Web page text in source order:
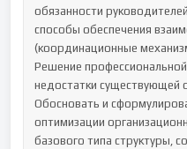
обязанности
способы обеспечения
(координационные
Решение
недостатки существующей
Обосновать и
оптимизации
базового типа структуры,